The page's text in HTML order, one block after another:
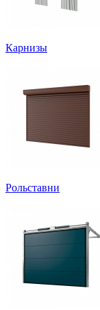
Карнизы
Рольставни